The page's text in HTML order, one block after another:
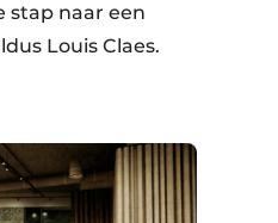
stap naar een
Louis Claes.